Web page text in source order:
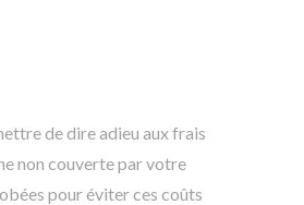
de dire adieu aux frais
non couverte par votre
pour éviter ces coûts